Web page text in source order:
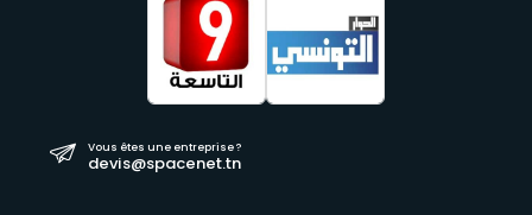
Vous êtes une entreprise ?
devis@spacenet.tn